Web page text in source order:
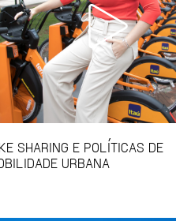
SHARING E POLÍTICAS DE
URBANA